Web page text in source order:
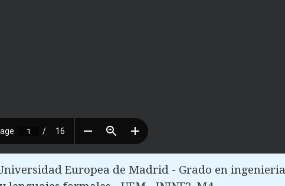
Europea de Madrid - Grado en ingenieria